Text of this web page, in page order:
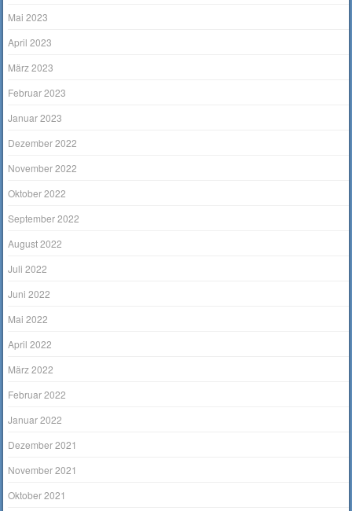
Mai 2023
April 2023
März 2023
Februar 2023
Januar 2023
Dezember 2022
November 2022
Oktober 2022
September 2022
August 2022
Juli 2022
Juni 2022
Mai 2022
April 2022
März 2022
Februar 2022
Januar 2022
Dezember 2021
November 2021
Oktober 2021